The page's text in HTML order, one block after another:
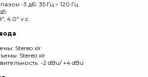
-3 дБ: 35 Гц ÷ 120 Гц
4.0" v.c.
Stereo xlr
Stereo xlr
-2 dBu/ +4 dBu